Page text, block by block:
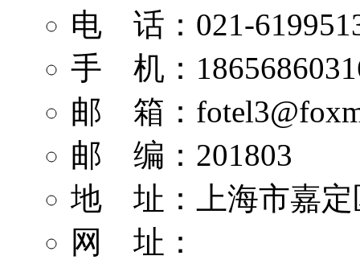
电 话：021-
手 机：
邮 箱：
邮 编：201803
地 址：上海市嘉定
网 址：